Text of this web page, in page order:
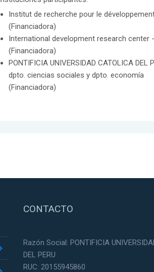
Institut de recherche pour le
(Financiadora)
International development research center
(Financiadora)
PONTIFICIA UNIVERSIDAD CATOLICA DEL
dpto. ciencias sociales y dpto. economía
(Financiadora)
CONTACTO
Razón Social: PONTIFICIA
DEL PERU
RUC: 20155945860